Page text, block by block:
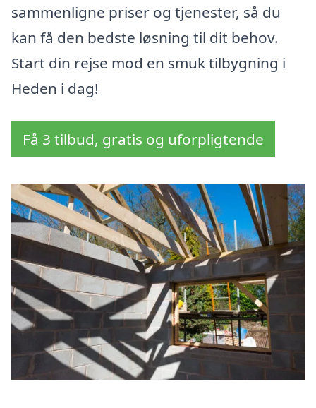
sammenligne priser og tjenester, så du
kan få den bedste løsning til dit behov.
Start din rejse mod en smuk tilbygning i
Heden i dag!
Få 3 tilbud, gratis og uforpligtende